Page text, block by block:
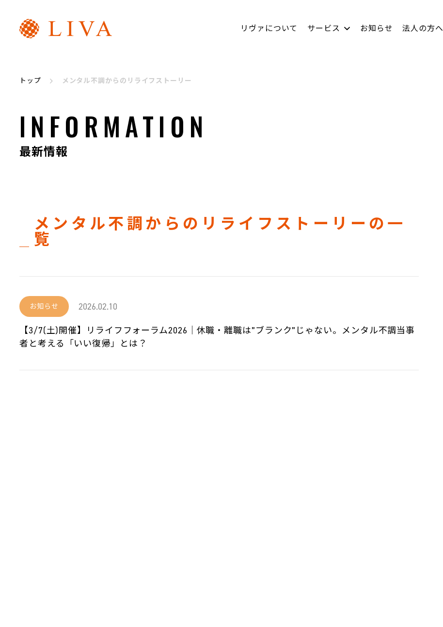
リヴァについて サービス お知らせ 法人の方へ
トップ メンタル不調からのリライフストーリー
INFORMATION
最新情報
メンタル不調からのリライフストーリーの一
覧
お知らせ 2026.02.10
【3/7(土)開催】リライフフォーラム2026｜休職・離職は”ブランク”じゃない。メンタル不調当事
者と考える「いい復帰」とは？